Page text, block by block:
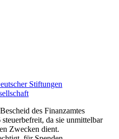
des Finanzamtes
da sie unmittelbar
Zwecken dient.